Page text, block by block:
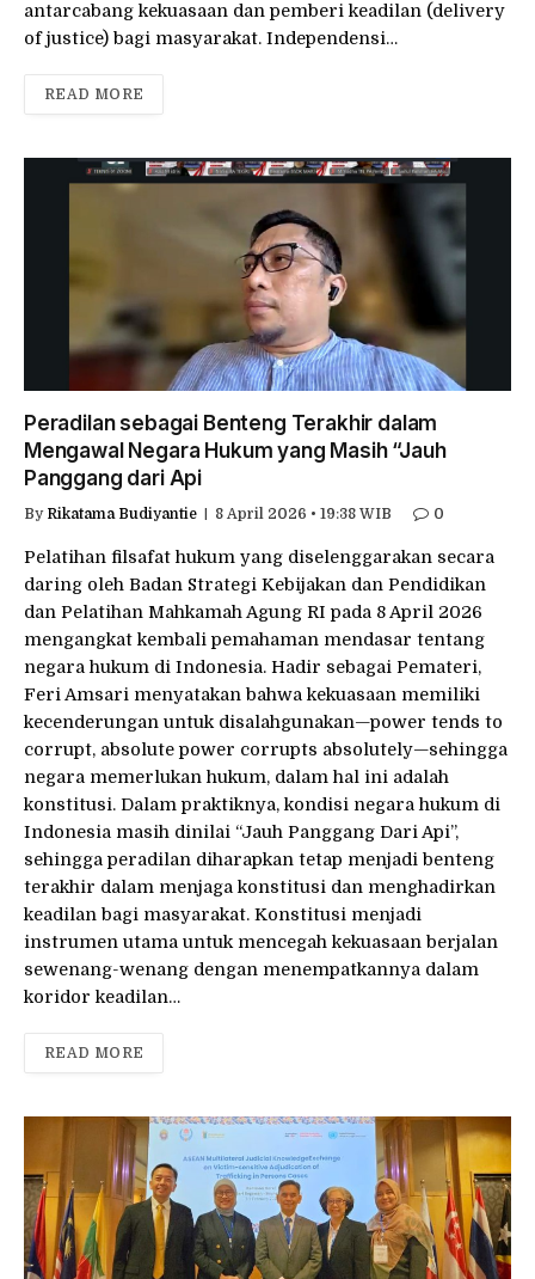
antarcabang kekuasaan dan pemberi keadilan (delivery
of justice) bagi masyarakat. Independensi…
READ MORE
Peradilan sebagai Benteng Terakhir dalam
Mengawal Negara Hukum yang Masih “Jauh
Panggang dari Api
By Rikatama Budiyantie 8 April 2026 • 19:38 WIB 0
Pelatihan filsafat hukum yang diselenggarakan secara
daring oleh Badan Strategi Kebijakan dan Pendidikan
dan Pelatihan Mahkamah Agung RI pada 8 April 2026
mengangkat kembali pemahaman mendasar tentang
negara hukum di Indonesia. Hadir sebagai Pemateri,
Feri Amsari menyatakan bahwa kekuasaan memiliki
kecenderungan untuk disalahgunakan—power tends to
corrupt, absolute power corrupts absolutely—sehingga
negara memerlukan hukum, dalam hal ini adalah
konstitusi. Dalam praktiknya, kondisi negara hukum di
Indonesia masih dinilai “Jauh Panggang Dari Api”,
sehingga peradilan diharapkan tetap menjadi benteng
terakhir dalam menjaga konstitusi dan menghadirkan
keadilan bagi masyarakat. Konstitusi menjadi
instrumen utama untuk mencegah kekuasaan berjalan
sewenang-wenang dengan menempatkannya dalam
koridor keadilan…
READ MORE